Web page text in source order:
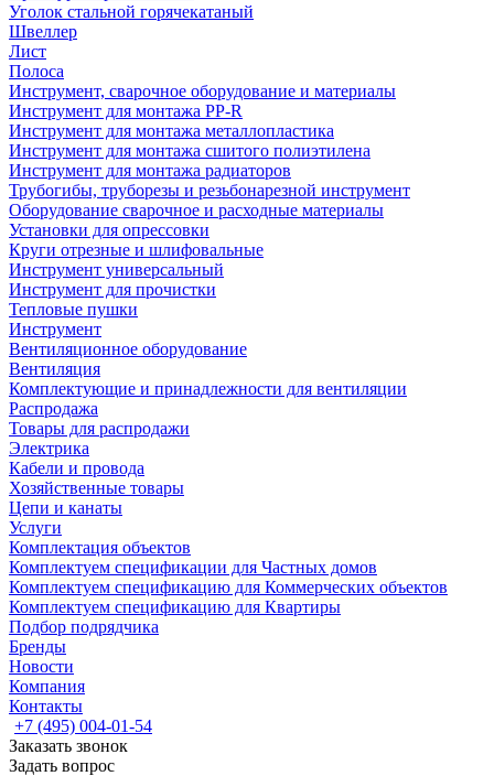
Уголок стальной горячекатаный
Швеллер
Лист
Полоса
Инструмент, сварочное оборудование и материалы
Инструмент для монтажа PP-R
Инструмент для монтажа металлопластика
Инструмент для монтажа сшитого полиэтилена
Инструмент для монтажа радиаторов
Трубогибы, труборезы и резьбонарезной инструмент
Оборудование сварочное и расходные материалы
Установки для опрессовки
Круги отрезные и шлифовальные
Инструмент универсальный
Инструмент для прочистки
Тепловые пушки
Инструмент
Вентиляционное оборудование
Вентиляция
Комплектующие и принадлежности для вентиляции
Распродажа
Товары для распродажи
Электрика
Кабели и провода
Хозяйственные товары
Цепи и канаты
Услуги
Комплектация объектов
Комплектуем спецификации для Частных домов
Комплектуем спецификацию для Коммерческих объектов
Комплектуем спецификацию для Квартиры
Подбор подрядчика
Бренды
Новости
Компания
Контакты
+7 (495) 004-01-54
Заказать звонок
Задать вопрос